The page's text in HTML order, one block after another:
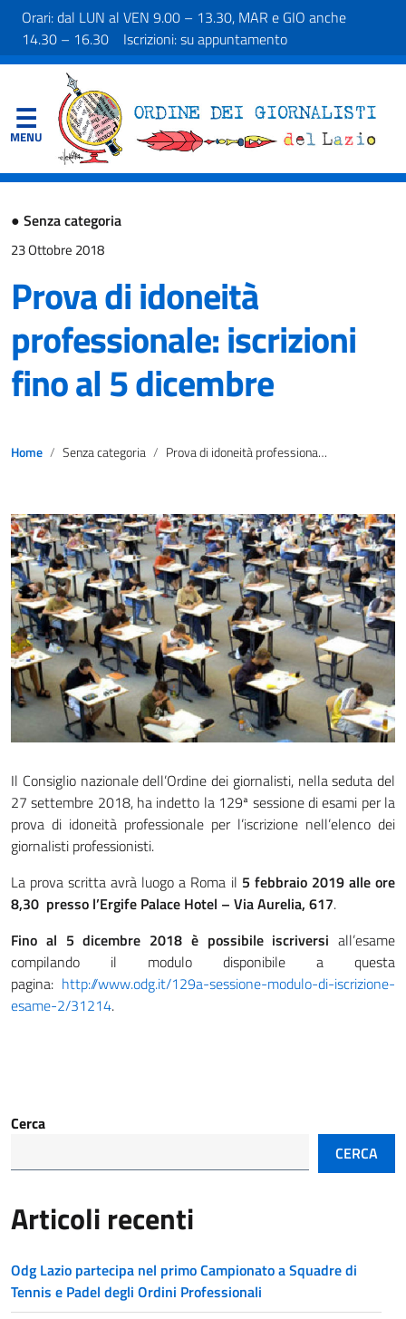
Orari: dal LUN al VEN 9.00 – 13.30, MAR e GIO anche
14.30 – 16.30 Iscrizioni: su appuntamento
● Senza categoria
23 Ottobre 2018
Prova di idoneità
professionale: iscrizioni
fino al 5 dicembre
Home Senza categoria Prova di idoneità professionale: iscrizioni fino al 5 dicembre
Il Consiglio nazionale dell’Ordine dei giornalisti, nella seduta del
27 settembre 2018, ha indetto la 129ª sessione di esami per la
prova di idoneità professionale per l’iscrizione nell’elenco dei
giornalisti professionisti.
La prova scritta avrà luogo a Roma il 5 febbraio 2019 alle ore
8,30 presso l’Ergife Palace Hotel – Via Aurelia, 617.
Fino al 5 dicembre 2018 è possibile iscriversi all’esame
compilando il modulo disponibile a questa
pagina: http://www.odg.it/129a-sessione-modulo-di-iscrizione-
esame-2/31214.
Cerca
CERCA
Articoli recenti
Odg Lazio partecipa nel primo Campionato a Squadre di
Tennis e Padel degli Ordini Professionali